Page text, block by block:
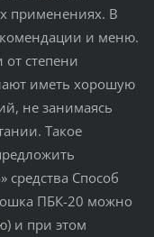
применениях. В
и меню.
от степени
иметь хорошую
не занимаясь
Такое
Способ
ПБК-20 можно
и при этом